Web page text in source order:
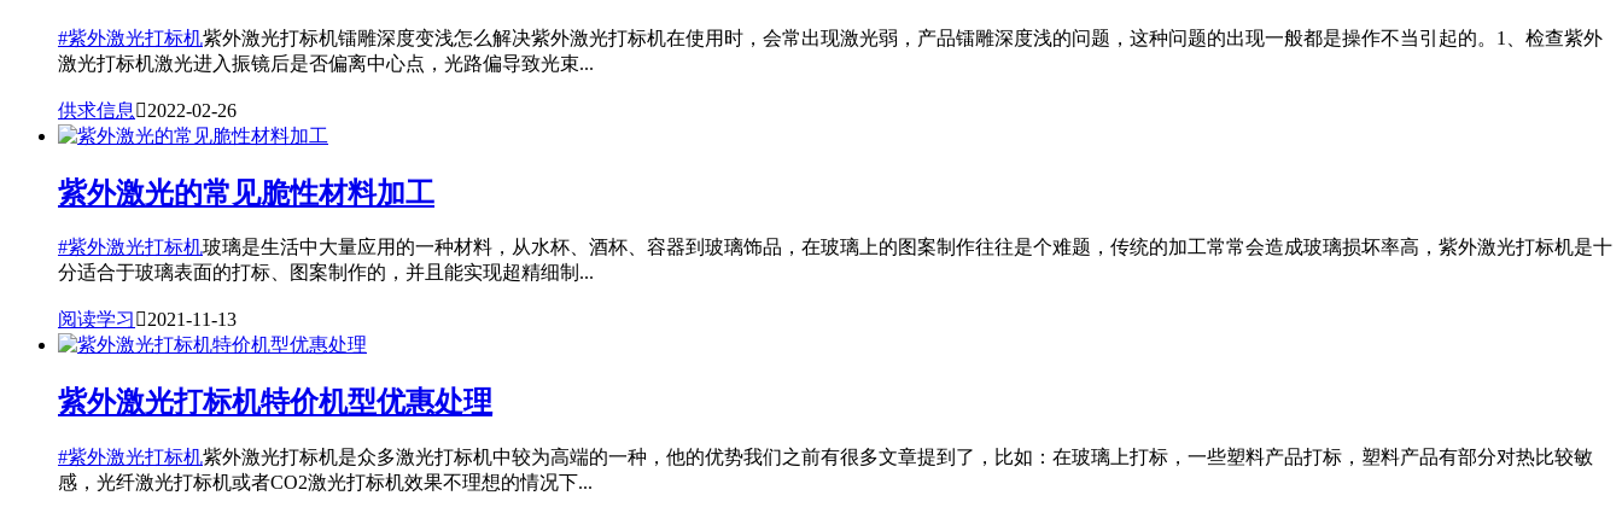
#紫外激光打标机紫外激光打标机镭雕深度变浅怎么解决紫外激光打标机在使用时，会常出现激光弱，产品镭雕深度浅的问题，这种问题的出现一般都是操作不当引起的。1、检查紫外
激光打标机激光进入振镜后是否偏离中心点，光路偏导致光束...
供求信息 2022-02-26
紫外激光的常见脆性材料加工
#紫外激光打标机玻璃是生活中大量应用的一种材料，从水杯、酒杯、容器到玻璃饰品，在玻璃上的图案制作往往是个难题，传统的加工常常会造成玻璃损坏率高，紫外激光打标机是十
分适合于玻璃表面的打标、图案制作的，并且能实现超精细制...
阅读学习 2021-11-13
紫外激光打标机特价机型优惠处理
#紫外激光打标机紫外激光打标机是众多激光打标机中较为高端的一种，他的优势我们之前有很多文章提到了，比如：在玻璃上打标，一些塑料产品打标，塑料产品有部分对热比较敏
感，光纤激光打标机或者CO2激光打标机效果不理想的情况下...